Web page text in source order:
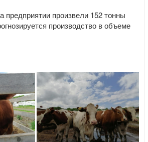
предприятии произвели 152 тонны
производство в объеме